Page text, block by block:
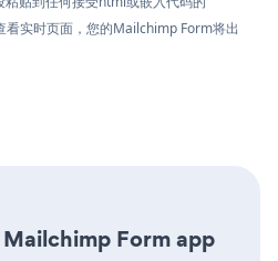
看实时页面，您的Mailchimp Form将出
Form app